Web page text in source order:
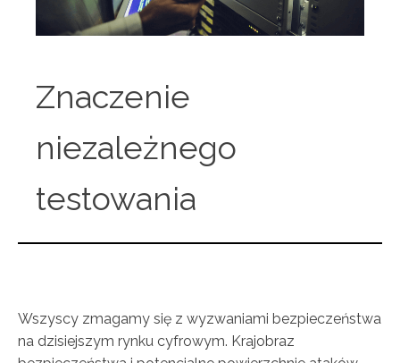
Znaczenie
niezależnego
testowania
Wszyscy zmagamy się z wyzwaniami bezpieczeństwa
na dzisiejszym rynku cyfrowym. Krajobraz